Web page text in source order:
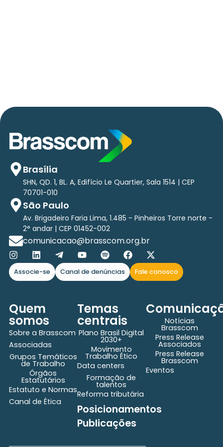
Brasília
SHN, QD. 1, BL. A, Edifício Le Quartier, Sala 1514 | CEP
70701-010
São Paulo
Av. Brigadeiro Faria Lima, 1.485 - Pinheiros Torre norte -
2° andar | CEP 01452-002
comunicacao@brasscom.org.br
Associe-se Canal de denúncias Fale conosco
Quem
somos
Sobre a Brasscom
Associadas
Grupos Temáticos
de Trabalho
Órgãos
Estatutários
Estatuto e Normas
Canal de Ética
Temas
centrais
Plano Brasil Digital
2030+
Movimento
Trabalho Ético
Data centers
Formação de
talentos
Reforma tributária
Posicionamentos
Publicações
Notícias
Brasscom
Press Release
Associados
Press Release
Brasscom
Eventos